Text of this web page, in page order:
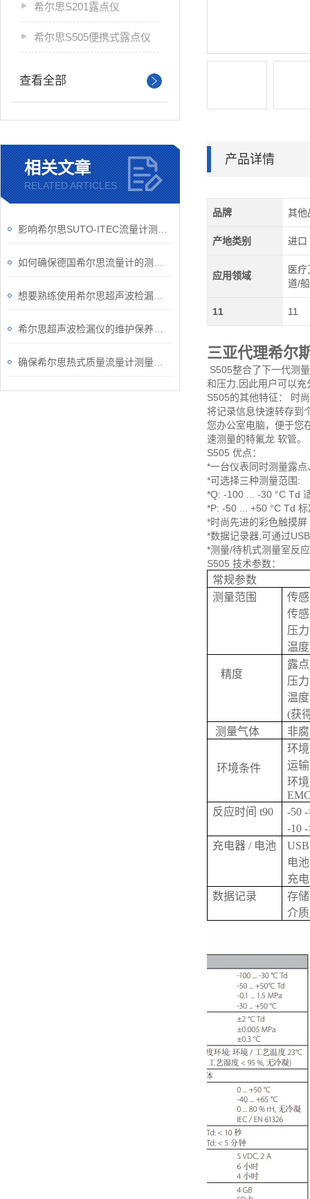
希尔思S201露点仪
希尔思S505便携式露点仪
查看全部
相关文章
RELATED ARTICLES
产品详情
品牌 其他
产地类别 进口
应用领域
医
道/
11 11
三亚代理希尔
S505整合了下一代测
和压力,因此用户可以
S505的其他特征： 时
将记录信息快速转存到
您办公室电脑，便于您
速测量的特氟龙 软管。
S505 优点：
*一台仪表同时测量露
*可选择三种测量范围:
*Q: -100 ... -30 °C Td
*P: -50 ... +50 °C Td
*时尚先进的彩色触摸屏
*数据记录器,可通过
*测量/待机式测量室反
S505 技术参数：
常规参数
测量范围
传
传
压
温
精度
露
压
温
(获
测量气体
非
环境条件
环
运
环
反应时间 t90
-50
-10
充电器 / 电池
电
充
数据记录
存
介